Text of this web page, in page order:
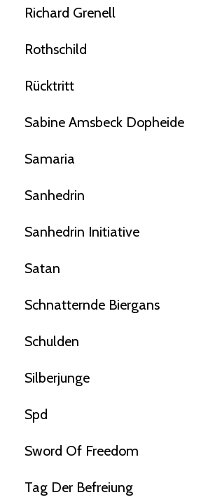
Richard Grenell
Rothschild
Rücktritt
Sabine Amsbeck Dopheide
Samaria
Sanhedrin
Sanhedrin Initiative
Satan
Schnatternde Biergans
Schulden
Silberjunge
Spd
Sword Of Freedom
Tag Der Befreiung